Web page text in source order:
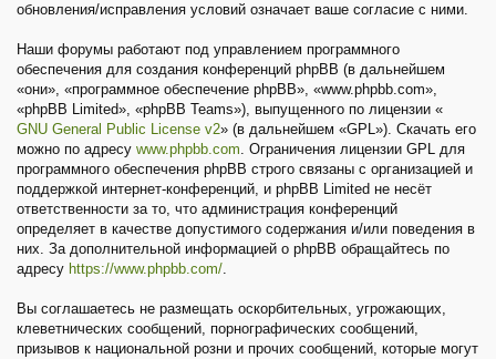
обновления/исправления условий означает ваше согласие с ними.
Наши форумы работают под управлением программного
обеспечения для создания конференций phpBB (в дальнейшем
«они», «программное обеспечение phpBB», «www.phpbb.com»,
«phpBB Limited», «phpBB Teams»), выпущенного по лицензии «
GNU General Public License v2» (в дальнейшем «GPL»). Скачать его
можно по адресу www.phpbb.com. Ограничения лицензии GPL для
программного обеспечения phpBB строго связаны с организацией и
поддержкой интернет-конференций, и phpBB Limited не несёт
ответственности за то, что администрация конференций
определяет в качестве допустимого содержания и/или поведения в
них. За дополнительной информацией о phpBB обращайтесь по
адресу https://www.phpbb.com/.
Вы соглашаетесь не размещать оскорбительных, угрожающих,
клеветнических сообщений, порнографических сообщений,
призывов к национальной розни и прочих сообщений, которые могут